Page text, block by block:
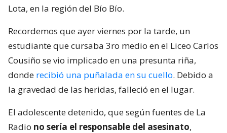
Lota, en la región del Bío Bío.
Recordemos que ayer viernes por la tarde, un
estudiante que cursaba 3ro medio en el Liceo Carlos
Cousiño se vio implicado en una presunta riña,
donde recibió una puñalada en su cuello. Debido a
la gravedad de las heridas, falleció en el lugar.
El adolescente detenido, que según fuentes de La
Radio no sería el responsable del asesinato,